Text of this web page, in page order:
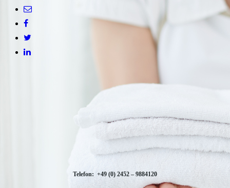
Telefon: +49 (0) 2452 – 9884120